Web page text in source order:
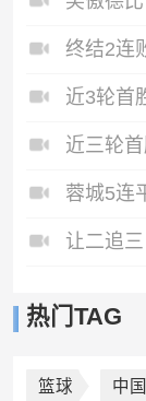
热门TAG
篮球 中